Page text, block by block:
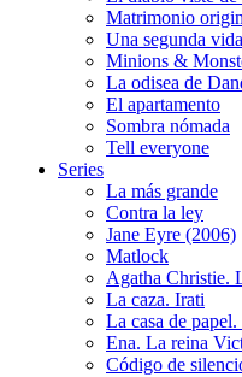
Matrimonio
Una segunda vida
Minions &
La odisea de
El apartamento
Sombra nómada
Tell everyone
Series
La más grande
Contra la ley
Jane Eyre (2006)
Matlock
Agatha Christie.
La caza. Irati
La casa de
Ena. La reina
Código de